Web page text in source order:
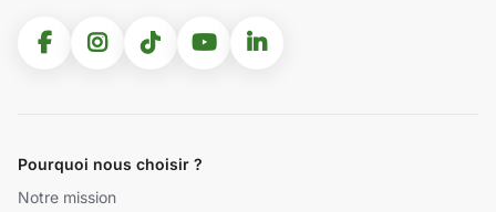
Pourquoi nous choisir ?
Notre mission